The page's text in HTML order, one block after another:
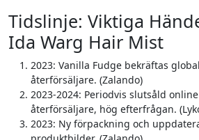
Tidslinje: Viktiga
Ida Warg Hair Mist
2023: Vanilla Fudge bekräftas
återförsäljare. (Zalando)
2023-2024: Periodvis slutsåld
återförsäljare, hög efterfrågan.
2023: Ny förpackning och